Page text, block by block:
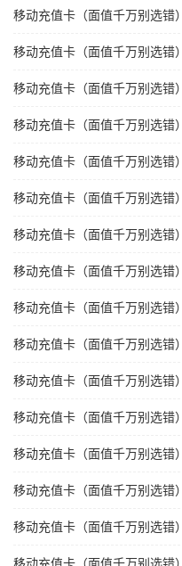
移动充值卡（面值千万别选错
移动充值卡（面值千万别选错
移动充值卡（面值千万别选错
移动充值卡（面值千万别选错
移动充值卡（面值千万别选错
移动充值卡（面值千万别选错
移动充值卡（面值千万别选错
移动充值卡（面值千万别选错
移动充值卡（面值千万别选错
移动充值卡（面值千万别选错
移动充值卡（面值千万别选错
移动充值卡（面值千万别选错
移动充值卡（面值千万别选错
移动充值卡（面值千万别选错
移动充值卡（面值千万别选错